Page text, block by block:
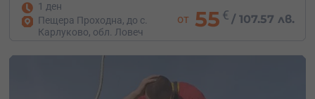
1 ден
Пещера Проходна, до с.
Карлуково, обл. Ловеч
от 55 € / 107.57 лв.